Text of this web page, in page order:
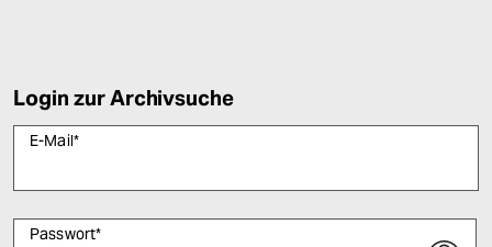
Login zur Archivsuche
E-Mail*
Passwort*